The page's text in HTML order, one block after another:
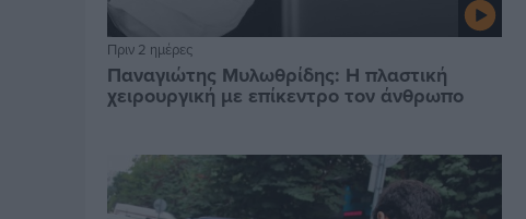
Πριν 2 ημέρες
Παναγιώτης Μυλωθρίδης: Η πλαστική
χειρουργική με επίκεντρο τον άνθρωπο